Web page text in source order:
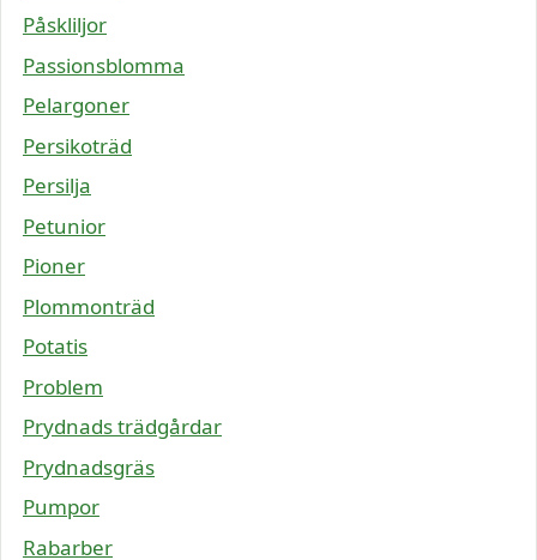
Påskliljor
Passionsblomma
Pelargoner
Persikoträd
Persilja
Petunior
Pioner
Plommonträd
Potatis
Problem
Prydnads trädgårdar
Prydnadsgräs
Pumpor
Rabarber